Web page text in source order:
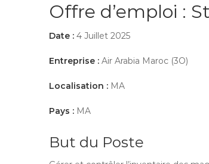
Offre d’emploi :
Date : 4 Juillet 2025
Entreprise : Air Arabia Maroc (3O)
Localisation : MA
Pays : MA
But du Poste